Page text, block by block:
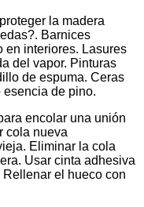
la madera
Barnices
en interiores. Lasures
del vapor. Pinturas
de espuma. Ceras
esencia de pino.
encolar una unión
cola nueva
Eliminar la cola
Usar cinta adhesiva
el hueco con